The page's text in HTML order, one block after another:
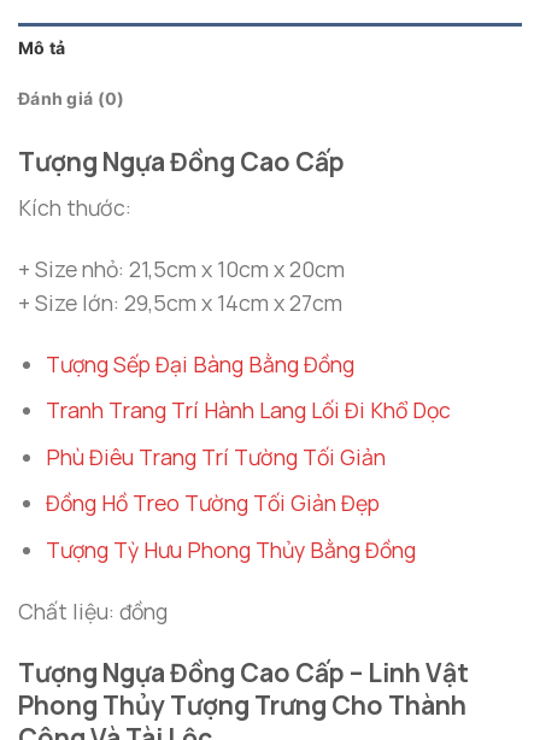
6.100.000 ₫
Mô tả
Đánh giá (0)
Tượng Ngựa Đồng Cao Cấp
Kích thước:
+ Size nhỏ: 21,5cm x 10cm x 20cm
+ Size lớn: 29,5cm x 14cm x 27cm
Tượng Sếp Đại Bàng Bằng Đồng
Tranh Trang Trí Hành Lang Lối Đi Khổ Dọc
Phù Điêu Trang Trí Tường Tối Giản
Đồng Hồ Treo Tường Tối Giản Đẹp
Tượng Tỳ Hưu Phong Thủy Bằng Đồng
Chất liệu: đồng
Tượng Ngựa Đồng Cao Cấp – Linh Vật
Phong Thủy Tượng Trưng Cho Thành